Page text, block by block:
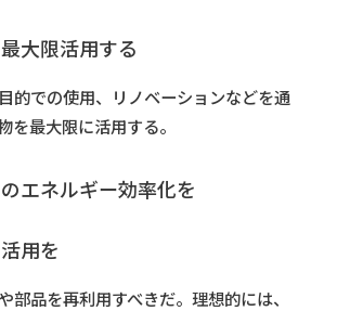
大限活用する
的での使用、リノベーションなどを通
を最大限に活用する。
エネルギー効率化を
用を
部品を再利用すべきだ。理想的には、